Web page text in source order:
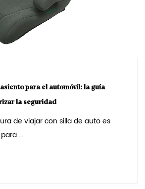
para el automóvil: la guía
la seguridad
de auto es
...